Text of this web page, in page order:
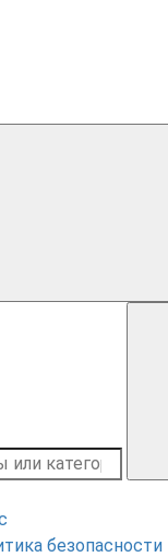
безопасности